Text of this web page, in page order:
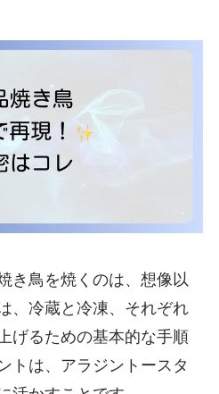
き鳥を焼くのは、想像以
、冷蔵と冷凍、それぞれ
げるための基本的な手順
トは、アラジントースタ